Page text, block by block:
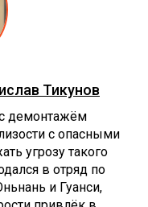
Тикунов
демонтажём
с опасными
угрозу такого
в отряд по
и Гуанси,